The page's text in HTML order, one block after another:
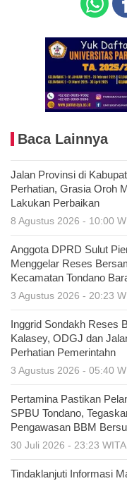
Baca Lainnya
Jalan Provinsi di
Perhatian, Grasia Oroh
Lakukan Perbaikan
8 Agustus 2026 - 10:00
Anggota DPRD Sulut
Menggelar Reses
Kecamatan Tondano
3 Agustus 2026 - 20:23
Inggrid Sondakh Reses
Kalasey, ODGJ dan
Perhatian Pemerintahn
3 Agustus 2026 - 05:40
Pertamina Pastikan
SPBU Tondano,
Pengawasan BBM
30 Juli 2026 - 23:23 WITA
Tindaklanjuti Informasi